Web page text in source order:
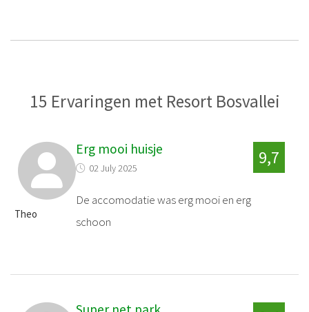
15 Ervaringen met Resort Bosvallei
Theo
Erg mooi huisje
02 July 2025
9,7
De accomodatie was erg mooi en erg
schoon